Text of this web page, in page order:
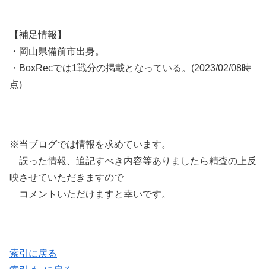
【補足情報】
・岡山県備前市出身。
・BoxRecでは1戦分の掲載となっている。(2023/02/08時
点)
※当ブログでは情報を求めています。
誤った情報、追記すべき内容等ありましたら精査の上反
映させていただきますので
コメントいただけますと幸いです。
索引に戻る